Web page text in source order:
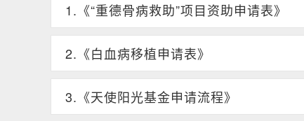
1.《“重德骨病救助”项目资助申请表》
2.《白血病移植申请表》
3.《天使阳光基金申请流程》